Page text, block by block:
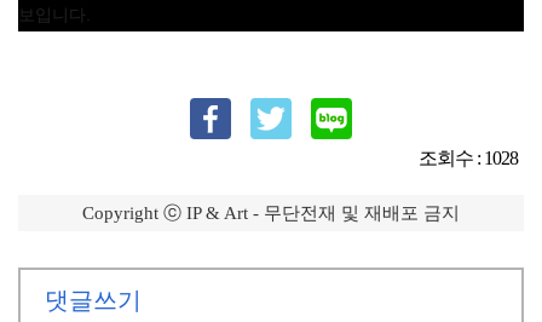
보입니다.
조회수 : 1028
Copyright ⓒ IP & Art - 무단전재 및 재배포 금지
댓글쓰기